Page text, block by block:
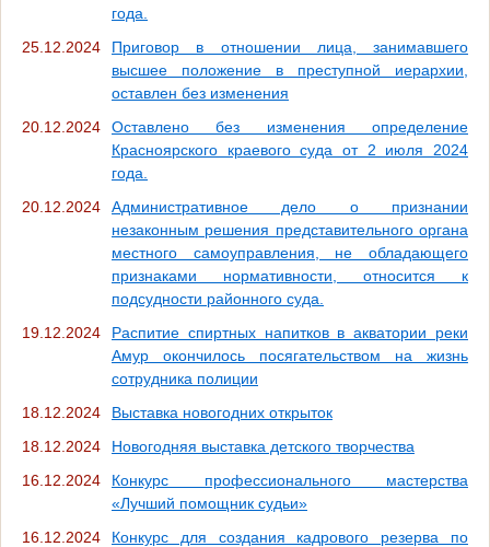
года.
25.12.2024
Приговор в отношении лица, занимавшего
высшее положение в преступной иерархии,
оставлен без изменения
20.12.2024
Оставлено без изменения определение
Красноярского краевого суда от 2 июля 2024
года.
20.12.2024
Административное дело о признании
незаконным решения представительного органа
местного самоуправления, не обладающего
признаками нормативности, относится к
подсудности районного суда.
19.12.2024
Распитие спиртных напитков в акватории реки
Амур окончилось посягательством на жизнь
сотрудника полиции
18.12.2024
Выставка новогодних открыток
18.12.2024
Новогодняя выставка детского творчества
16.12.2024
Конкурс профессионального мастерства
«Лучший помощник судьи»
16.12.2024
Конкурс для создания кадрового резерва по